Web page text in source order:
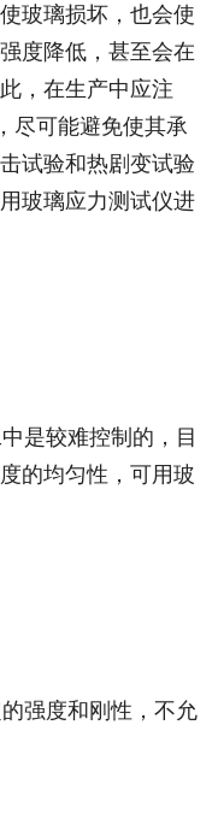
玻璃损坏，也会使
度降低，甚至会在
，在生产中应注
尽可能避免使其承
试验和热剧变试验
玻璃应力测试仪进
是较难控制的，目
的均匀性，可用玻
强度和刚性，不允